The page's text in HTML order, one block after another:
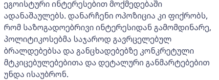
ეგოისტური ინტერესებით მოქმედებაში
ადანაშაულებს. დანარჩენი ოპოზიცია კი ფიქრობს,
რომ საზოგადოებრივი ინტერესიდან გამომდინარე,
პოლიტიკოსებმა საჯაროდ გავრცელებულ
ბრალდებებსა და განცხადებებზე კონკრეტული
მტკიცებულებებითა და დეტალური განმარტებებით
უნდა ისაუბრონ.